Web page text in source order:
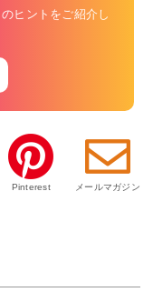
ヒントをご紹介し
Pinterest メールマガジン